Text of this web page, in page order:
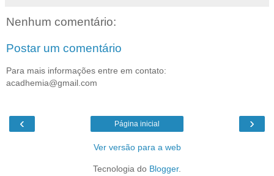
Nenhum comentário:
Postar um comentário
Para mais informações entre em contato:
acadhemia@gmail.com
‹ ›
Página inicial
Ver versão para a web
Tecnologia do Blogger.